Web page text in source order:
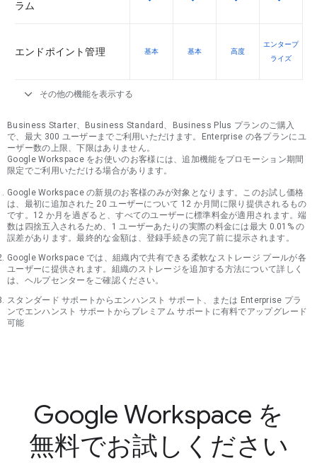
ラム
エンドポイント管理 基本 基本 高度
エンタープ
ライズ
expand_more その他の機能を表示する
Business Starter、Business Standard、Business Plus プランのご購入
で、最大 300 ユーザーまでご利用いただけます。Enterprise の各プランにユ
ーザー数の上限、下限はありません。
Google Workspace をお使いのお客様には、追加機能をプロモーション期間
限定でご利用いただける場合があります。
Google Workspace の新規のお客様のみが対象となります。このお試し価格
は、最初に追加された 20 ユーザーについて 12 か月間に限り提供されるもの
です。12 か月を過ぎると、すべてのユーザーに標準料金が適用されます。端
数は四捨五入されるため、1 ユーザーあたりの実際の料金には最大 0.01% の
誤差があります。最終的な金額は、登録手続きの完了前に提示されます。
Google Workspace では、組織内で共有できる柔軟なストレージ プールが各
ユーザーに提供されます。組織のストレージを追加する方法について詳しく
は、ヘルプセンターをご確認ください。
スタンダード サポートからエンハンスト サポート、または Enterprise プラ
ンでエンハンスト サポートからプレミアム サポートに有料でアップグレード
可能
Google Workspace を
無料でお試しください